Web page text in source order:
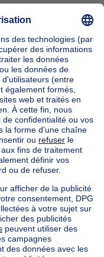
(province)
à Jette
vendre Espagne
Luxembourg
bas
pas cher
cher
chambres
chambres